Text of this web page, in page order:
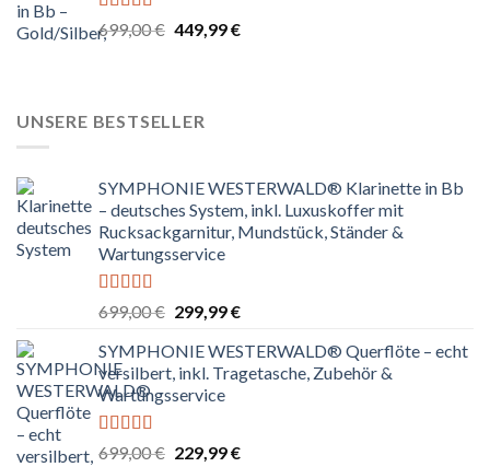
Bewertet
mit
4.67
699,00€ Ursprünglicher
449,99€Aktueller
UNSERE BESTSELLER
SYMPHONIE WESTERWALD® Klarinette in Bb
– deutsches System, inkl. Luxuskoffer mit
Rucksackgarnitur, Mundstück, Ständer &
Wartungsservice
Bewertet
4.80
von 5
699,00€ Ursprünglicher
war:
699,00 €
299,99€Aktueller
ist:
299,99 €.
SYMPHONIE WESTERWALD® Querflöte – echt
versilbert, inkl. Tragetasche, Zubehör &
Wartungsservice
Bewertet
699,00€ Ursprünglicher
229,99€Aktueller